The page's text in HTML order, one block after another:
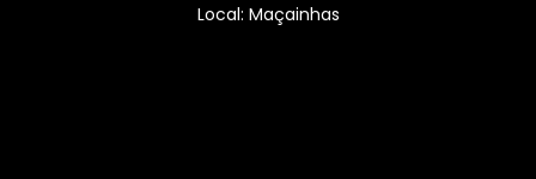
Local: Maçainhas